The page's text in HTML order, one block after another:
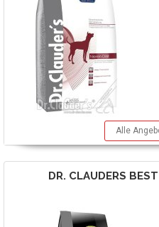
Alle
DR. CLAUDERS